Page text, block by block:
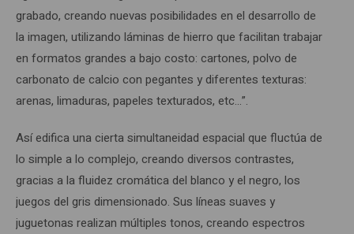
grabado, creando nuevas posibilidades en el desarrollo de
la imagen, utilizando láminas de hierro que facilitan trabajar
en formatos grandes a bajo costo: cartones, polvo de
carbonato de calcio con pegantes y diferentes texturas:
arenas, limaduras, papeles texturados, etc…”.
Así edifica una cierta simultaneidad espacial que fluctúa de
lo simple a lo complejo, creando diversos contrastes,
gracias a la fluidez cromática del blanco y el negro, los
juegos del gris dimensionado. Sus líneas suaves y
juguetonas realizan múltiples tonos, creando espectros